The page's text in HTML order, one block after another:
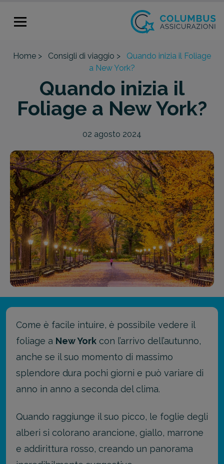
Home > Consigli di viaggio >
Quando inizia il Foliage
a New York?
Quando inizia il
Foliage a New York?
02 agosto 2024
Come è facile intuire, è possibile vedere il
foliage a New York con l’arrivo dell’autunno,
anche se il suo momento di massimo
splendore dura pochi giorni e può variare di
anno in anno a seconda del clima.
Quando raggiunge il suo picco, le foglie degli
alberi si colorano arancione, giallo, marrone
e addirittura rosso, creando un panorama